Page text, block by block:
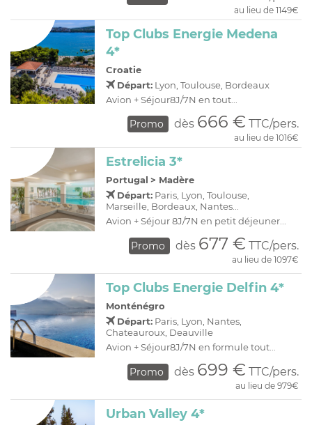
au lieu de 1149€
Top Clubs Energie Medena
4*
Croatie
Départ: Lyon, Toulouse, Bordeaux
Avion + Séjour8J/7N en tout...
Promo dès 666 € TTC/pers.
au lieu de 1016€
Estrelicia 3*
Portugal > Madère
Départ: Paris, Lyon, Toulouse,
Marseille, Bordeaux, Nantes...
Avion + Séjour 8J/7N en petit déjeuner...
Promo dès 677 € TTC/pers.
au lieu de 1097€
Top Clubs Energie Delfin 4*
Monténégro
Départ: Paris, Lyon, Nantes,
Chateauroux, Deauville
Avion + Séjour8J/7N en formule tout...
Promo dès 699 € TTC/pers.
au lieu de 979€
Urban Valley 4*